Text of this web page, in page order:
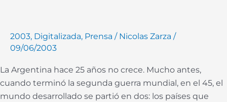
2003, Digitalizada, Prensa / Nicolas Zarza /
09/06/2003
La Argentina hace 25 años no crece. Mucho antes,
cuando terminó la segunda guerra mundial, en el 45, el
mundo desarrollado se partió en dos: los países que